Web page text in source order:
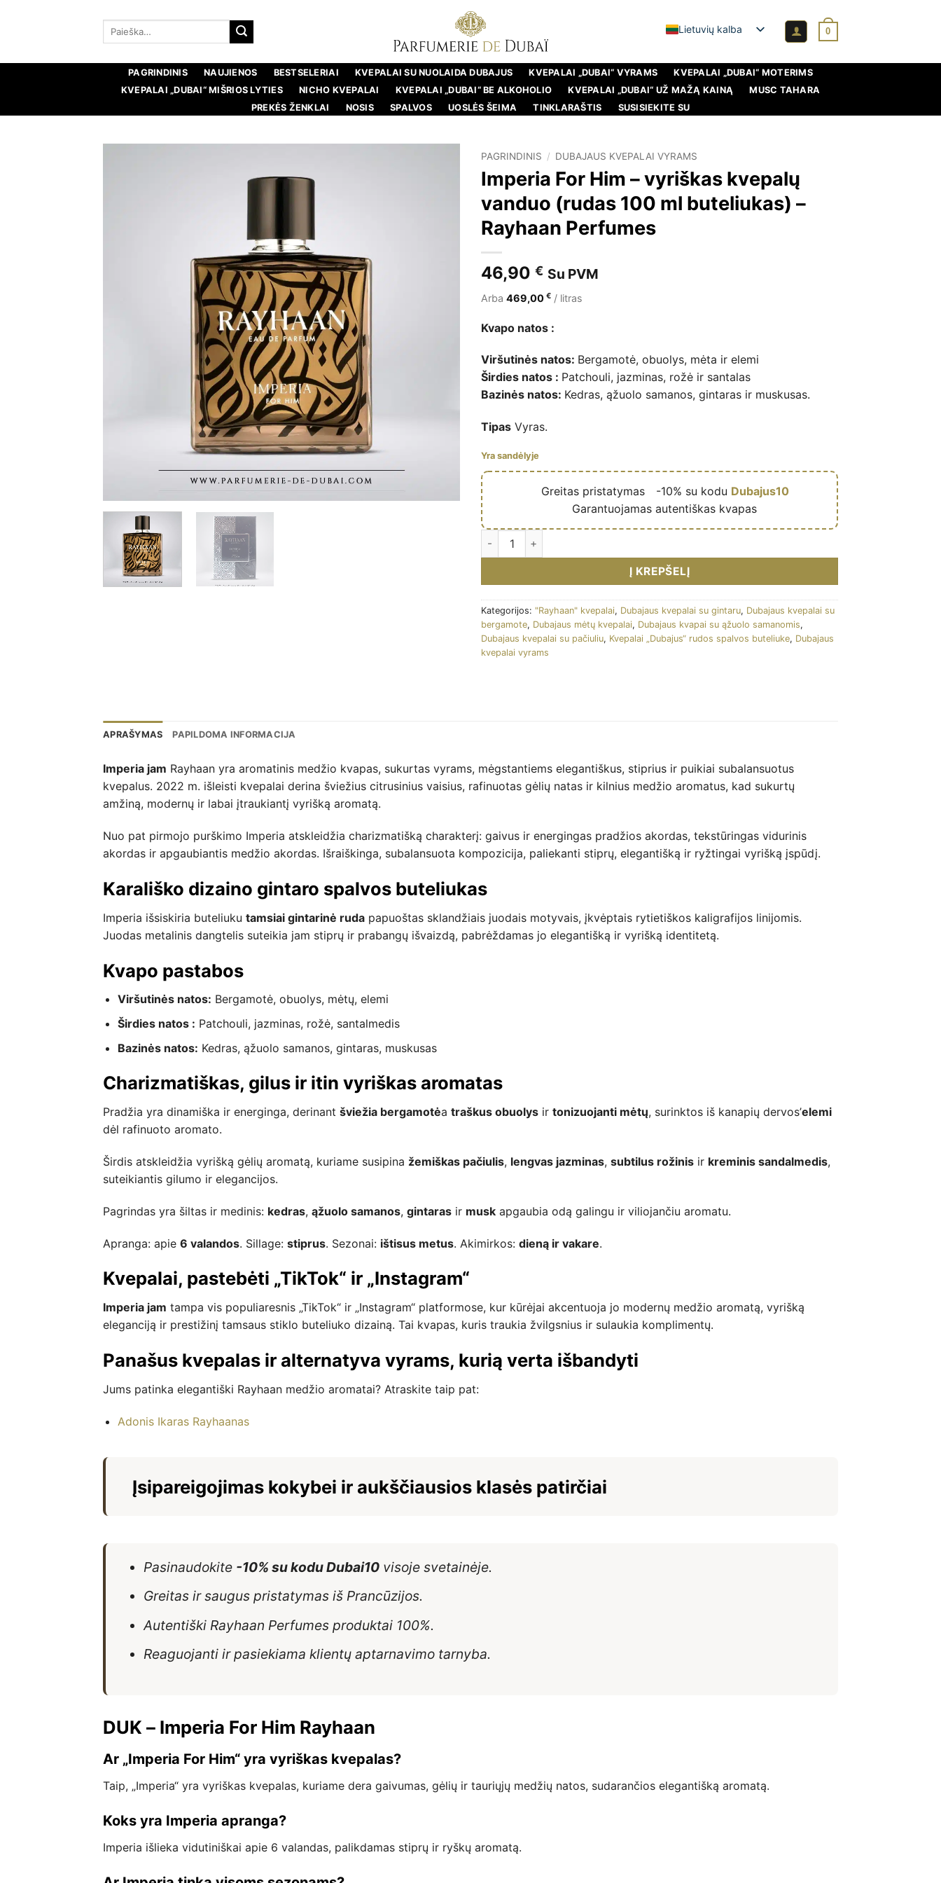
Ieškoti: Lietuvių kalba 0
PAGRINDINIS NAUJIENOS BESTSELERIAI KVEPALAI SU NUOLAIDA DUBAJUS KVEPALAI „DUBAI“ VYRAMS
KVEPALAI „DUBAI“ MOTERIMS
KVEPALAI „DUBAI“ MIŠRIOS LYTIES
NICHO KVEPALAI KVEPALAI „DUBAI“ BE ALKOHOLIO KVEPALAI „DUBAI“ UŽ MAŽĄ KAINĄ
MUSC TAHARA
PREKĖS ŽENKLAI
NOSIS SPALVOS UOSLĖS ŠEIMA TINKLARAŠTIS SUSISIEKITE SU
PAGRINDINIS / DUBAJAUS KVEPALAI VYRAMS
Imperia For Him – vyriškas kvepalų
vanduo (rudas 100 ml buteliukas) –
Rayhaan Perfumes
46,90 € Su PVM
Arba 469,00 € / litras
Kvapo natos :
Viršutinės natos: Bergamotė, obuolys, mėta ir elemi
Širdies natos : Patchouli, jazminas, rožė ir santalas
Bazinės natos: Kedras, ąžuolo samanos, gintaras ir muskusas.
Tipas Vyras.
Yra sandėlyje
Greitas pristatymas -10% su kodu Dubajus10
Garantuojamas autentiškas kvapas
Imperia For Him - Eau de parfum masculine (flacon marron 100 ml) - Rayhaan Perfumes kiekis
Į KREPŠELĮ
Kategorijos: "Rayhaan" kvepalai, Dubajaus kvepalai su gintaru, Dubajaus kvepalai su
bergamote, Dubajaus mėtų kvepalai, Dubajaus kvapai su ąžuolo samanomis,
Dubajaus kvepalai su pačiuliu, Kvepalai „Dubajus“ rudos spalvos buteliuke, Dubajaus
kvepalai vyrams
APRAŠYMAS PAPILDOMA INFORMACIJA
Imperia jam Rayhaan yra aromatinis medžio kvapas, sukurtas vyrams, mėgstantiems elegantiškus, stiprius ir puikiai subalansuotus
kvepalus. 2022 m. išleisti kvepalai derina šviežius citrusinius vaisius, rafinuotas gėlių natas ir kilnius medžio aromatus, kad sukurtų
amžiną, modernų ir labai įtraukiantį vyrišką aromatą.
Nuo pat pirmojo purškimo Imperia atskleidžia charizmatišką charakterį: gaivus ir energingas pradžios akordas, tekstūringas vidurinis
akordas ir apgaubiantis medžio akordas. Išraiškinga, subalansuota kompozicija, paliekanti stiprų, elegantišką ir ryžtingai vyrišką įspūdį.
Karališko dizaino gintaro spalvos buteliukas
Imperia išsiskiria buteliuku tamsiai gintarinė ruda papuoštas sklandžiais juodais motyvais, įkvėptais rytietiškos kaligrafijos linijomis.
Juodas metalinis dangtelis suteikia jam stiprų ir prabangų išvaizdą, pabrėždamas jo elegantišką ir vyrišką identitetą.
Kvapo pastabos
Viršutinės natos: Bergamotė, obuolys, mėtų, elemi
Širdies natos : Patchouli, jazminas, rožė, santalmedis
Bazinės natos: Kedras, ąžuolo samanos, gintaras, muskusas
Charizmatiškas, gilus ir itin vyriškas aromatas
Pradžia yra dinamiška ir energinga, derinant šviežia bergamotėa traškus obuolys ir tonizuojanti mėtų, surinktos iš kanapių dervos’elemi
dėl rafinuoto aromato.
Širdis atskleidžia vyrišką gėlių aromatą, kuriame susipina žemiškas pačiulis, lengvas jazminas, subtilus rožinis ir kreminis sandalmedis,
suteikiantis gilumo ir elegancijos.
Pagrindas yra šiltas ir medinis: kedras, ąžuolo samanos, gintaras ir musk apgaubia odą galingu ir viliojančiu aromatu.
Apranga: apie 6 valandos. Sillage: stiprus. Sezonai: ištisus metus. Akimirkos: dieną ir vakare.
Kvepalai, pastebėti „TikTok“ ir „Instagram“
Imperia jam tampa vis populiaresnis „TikTok“ ir „Instagram“ platformose, kur kūrėjai akcentuoja jo modernų medžio aromatą, vyrišką
eleganciją ir prestižinį tamsaus stiklo buteliuko dizainą. Tai kvapas, kuris traukia žvilgsnius ir sulaukia komplimentų.
Panašus kvepalas ir alternatyva vyrams, kurią verta išbandyti
Jums patinka elegantiški Rayhaan medžio aromatai? Atraskite taip pat:
Adonis Ikaras Rayhaanas
Įsipareigojimas kokybei ir aukščiausios klasės patirčiai
Pasinaudokite -10% su kodu Dubai10visoje svetainėje.
Greitas ir saugus pristatymas iš Prancūzijos.
Autentiški Rayhaan Perfumes produktai 100%.
Reaguojanti ir pasiekiama klientų aptarnavimo tarnyba.
DUK – Imperia For Him Rayhaan
Ar „Imperia For Him“ yra vyriškas kvepalas?
Taip, „Imperia“ yra vyriškas kvepalas, kuriame dera gaivumas, gėlių ir tauriųjų medžių natos, sudarančios elegantišką aromatą.
Koks yra Imperia apranga?
Imperia išlieka vidutiniškai apie 6 valandas, palikdamas stiprų ir ryškų aromatą.